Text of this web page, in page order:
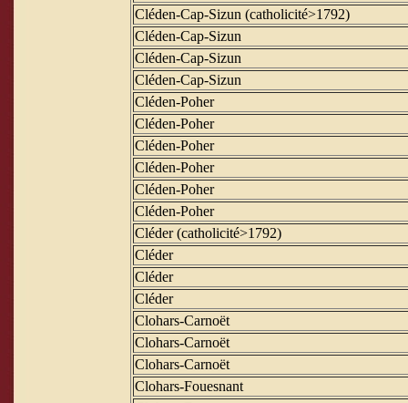
Cléden-Cap-Sizun (catholicité>1792)
Cléden-Cap-Sizun
Cléden-Cap-Sizun
Cléden-Cap-Sizun
Cléden-Poher
Cléden-Poher
Cléden-Poher
Cléden-Poher
Cléden-Poher
Cléden-Poher
Cléder (catholicité>1792)
Cléder
Cléder
Cléder
Clohars-Carnoët
Clohars-Carnoët
Clohars-Carnoët
Clohars-Fouesnant